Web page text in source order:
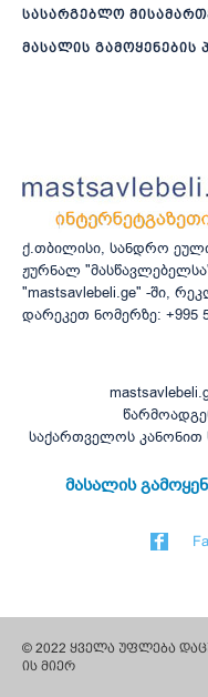
სასარგებლო
მასალის გამოყენების
ქ.თბილისი, სანდრო
ჟურნალ
"mastsavlebeli.ge" -ში,
დარეკეთ ნომერზე: +995
საქართველოს კანონით
მასალის
© 2022 ყველა უფლება
ის მიერ